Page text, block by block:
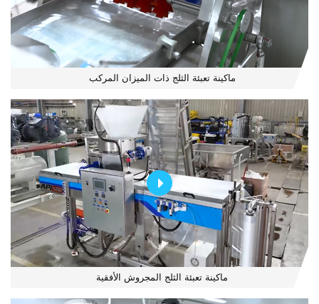
ماكينة تعبئة الثلج ذات الميزان المركب
ماكينة تعبئة الثلج المجروش الأفقية